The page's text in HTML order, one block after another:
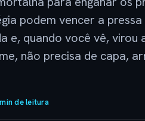
podem vencer a
e, quando você vê, virou
não precisa de capa,
de leitura